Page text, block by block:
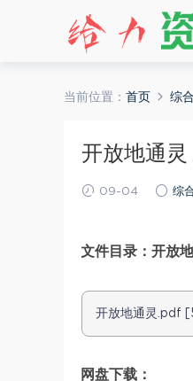
当前位置： 首页 综合
开放地通
09-04 综
文件目录：开放
开放地通灵.pdf
网盘下载：